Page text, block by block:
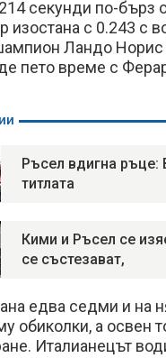
секунди по-бърз
изостана с 0.243 с
Ландо
пето време с
Ръсел вдигна
титлата
Кими и Ръсел се
се състезават,
едва седми и на
обиколки, а освен
Италианецът